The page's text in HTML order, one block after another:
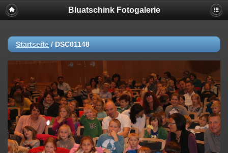
Bluatschink Fotogalerie
Startseite / DSC01148